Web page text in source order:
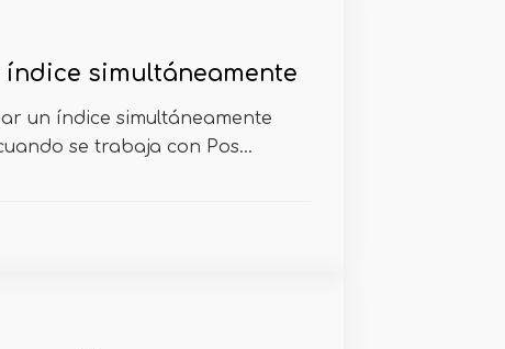
índice simultáneamente
un índice simultáneamente
se trabaja con Pos...